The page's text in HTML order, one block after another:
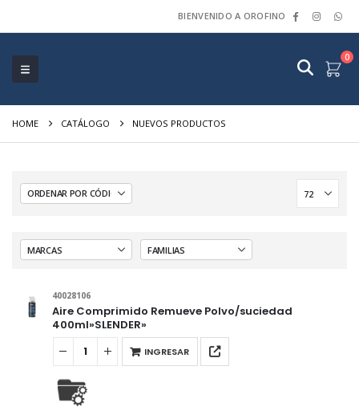
BIENVENIDO A OROFINO
0
HOME CATÁLOGO NUEVOS PRODUCTOS
40028106
Aire Comprimido Remueve Polvo/suciedad
400ml»SLENDER»
INGRESAR